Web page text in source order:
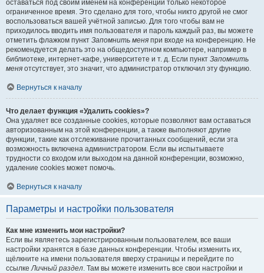
оставаться под своим именем на конференции только некоторое
ограниченное время. Это сделано для того, чтобы никто другой не смог
воспользоваться вашей учётной записью. Для того чтобы вам не
приходилось вводить имя пользователя и пароль каждый раз, вы можете
отметить флажком пункт Запомнить меня при входе на конференцию. Не
рекомендуется делать это на общедоступном компьютере, например в
библиотеке, интернет-кафе, университете и т. д. Если пункт Запомнить
меня отсутствует, это значит, что администратор отключил эту функцию.
Вернуться к началу
Что делает функция «Удалить cookies»?
Она удаляет все созданные cookies, которые позволяют вам оставаться
авторизованным на этой конференции, а также выполняют другие
функции, такие как отслеживание прочитанных сообщений, если эта
возможность включена администратором. Если вы испытываете
трудности со входом или выходом на данной конференции, возможно,
удаление cookies может помочь.
Вернуться к началу
Параметры и настройки пользователя
Как мне изменить мои настройки?
Если вы являетесь зарегистрированным пользователем, все ваши
настройки хранятся в базе данных конференции. Чтобы изменить их,
щёлкните на имени пользователя вверху страницы и перейдите по
ссылкеЛичный раздел. Там вы можете изменить все свои настройки и